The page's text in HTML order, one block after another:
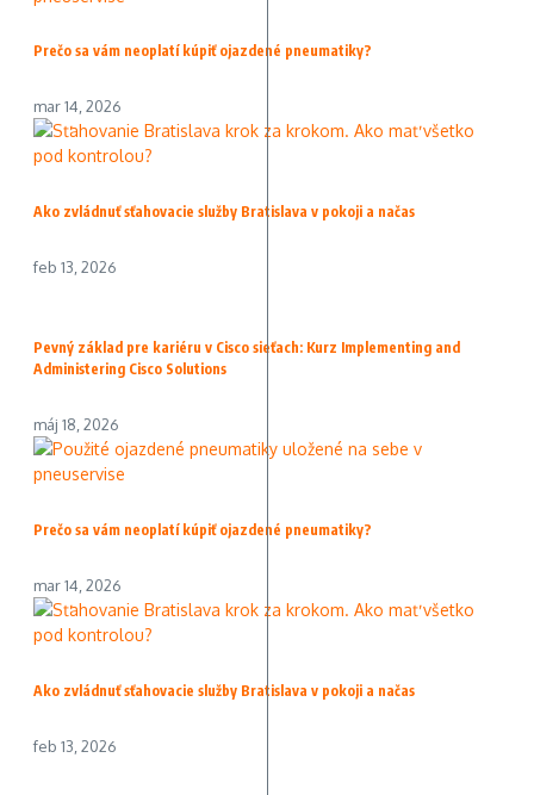
Prečo sa vám neoplatí kúpiť ojazdené pneumatiky?
mar 14, 2026
Ako zvládnuť sťahovacie služby Bratislava v pokoji a načas
feb 13, 2026
Pevný základ pre kariéru v Cisco sieťach: Kurz Implementing and
Administering Cisco Solutions
máj 18, 2026
Prečo sa vám neoplatí kúpiť ojazdené pneumatiky?
mar 14, 2026
Ako zvládnuť sťahovacie služby Bratislava v pokoji a načas
feb 13, 2026